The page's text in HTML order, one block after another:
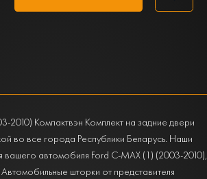
2010) Компактвэн Комплект на задние двери
во все города Республики Беларусь. Наши
автомобиля Ford C-MAX (1) (2003-2010),
шторки от представителя